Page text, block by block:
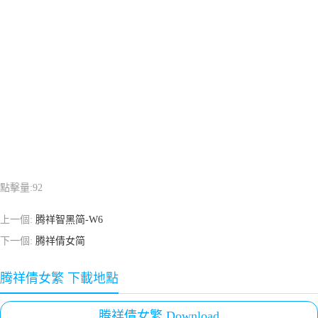
點擊量:92
上一個: 腾祥智黑简-W6
下一個: 腾祥倩女简
腾祥倩女繁 下載地點